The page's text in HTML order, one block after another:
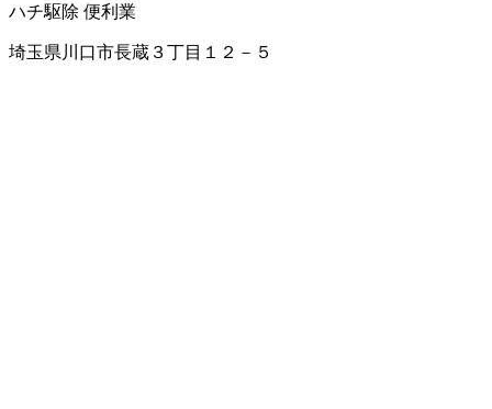
ハチ駆除 便利業
埼玉県川口市長蔵３丁目１２－５